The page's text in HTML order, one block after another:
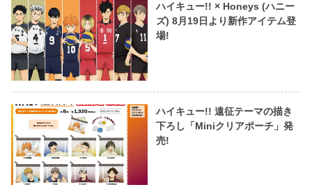
ハイキュー!! × Honeys (ハニー
ズ) 8月19日より新作アイテム登
場!
ハイキュー!! 遠征テーマの描き
下ろし「Miniクリアポーチ」発
売!